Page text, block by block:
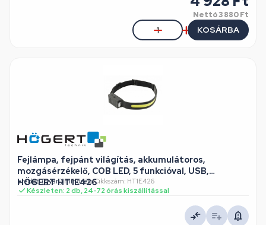
Nettó3 880 Ft
KOSÁRBA
Fejlámpa, fejpánt világítás, akkumulátoros,
mozgásérzékelő, COB LED, 5 funkcióval, USB,
HÖGERT HT1E426
eredeti (gyári) minőség•Cikkszám: HT1E426
Készleten: 2 db, 24-72 órás kiszállítással